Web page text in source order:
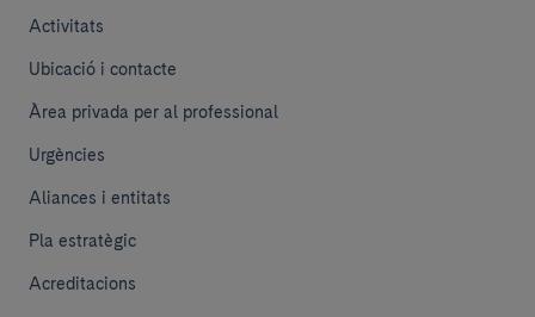
Activitats
Ubicació i contacte
Àrea privada per al professional
Urgències
Aliances i entitats
Pla estratègic
Acreditacions